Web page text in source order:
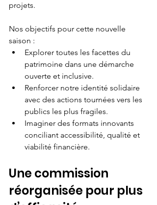
projets.
Nos objectifs pour cette nouvelle
saison :
Explorer toutes les facettes du
patrimoine dans une démarche
ouverte et inclusive.
Renforcer notre identité solidaire
avec des actions tournées vers les
publics les plus fragiles.
Imaginer des formats innovants
conciliant accessibilité, qualité et
viabilité financière.
Une commission
réorganisée pour plus